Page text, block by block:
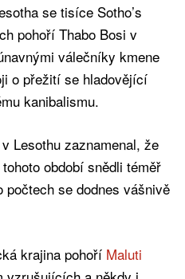
se tisíce Sotho’s
pohoří Thabo Bosi v
válečníky kmene
o přežití se hladovějící
kanibalismu.
Lesothu zaznamenal, že
období snědli téměř
se dodnes vášnivě
krajina pohoří Maluti